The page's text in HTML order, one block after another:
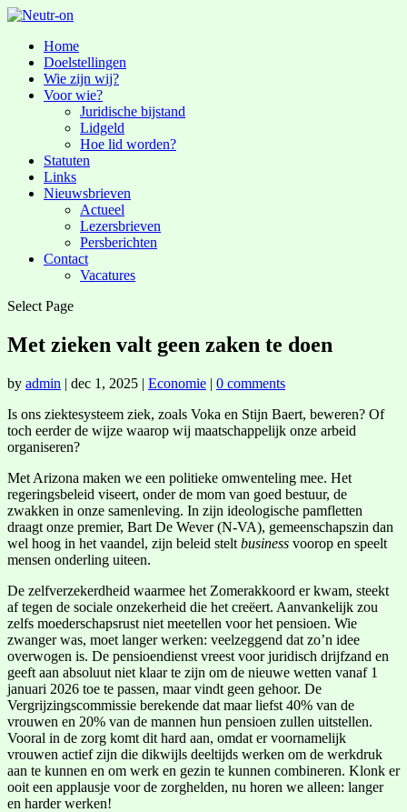
Home
Doelstellingen
Wie zijn wij?
Voor wie?
Juridische bijstand
Lidgeld
Hoe lid worden?
Statuten
Links
Nieuwsbrieven
Actueel
Lezersbrieven
Persberichten
Contact
Vacatures
Select Page
Met zieken valt geen zaken te doen
by admin | dec 1, 2025 | Economie | 0 comments
Is ons ziektesysteem ziek, zoals Voka en Stijn Baert, beweren? Of
toch eerder de wijze waarop wij maatschappelijk onze arbeid
organiseren?
Met Arizona maken we een politieke omwenteling mee. Het
regeringsbeleid viseert, onder de mom van goed bestuur, de
zwakken in onze samenleving. In zijn ideologische pamfletten
draagt onze premier, Bart De Wever (N-VA), gemeenschapszin dan
wel hoog in het vaandel, zijn beleid stelt business voorop en speelt
mensen onderling uiteen.
De zelfverzekerdheid waarmee het Zomerakkoord er kwam, steekt
af tegen de sociale onzekerheid die het creëert. Aanvankelijk zou
zelfs moederschapsrust niet meetellen voor het pensioen. Wie
zwanger was, moet langer werken: veelzeggend dat zo’n idee
overwogen is. De pensioendienst vreest voor juridisch drijfzand en
geeft aan absoluut niet klaar te zijn om de nieuwe wetten vanaf 1
januari 2026 toe te passen, maar vindt geen gehoor. De
Vergrijzingscommissie berekende dat maar liefst 40% van de
vrouwen en 20% van de mannen hun pensioen zullen uitstellen.
Vooral in de zorg komt dit hard aan, omdat er voornamelijk
vrouwen actief zijn die dikwijls deeltijds werken om de werkdruk
aan te kunnen en om werk en gezin te kunnen combineren. Klonk er
ooit een applausje voor de zorghelden, nu horen we alleen: langer
en harder werken!